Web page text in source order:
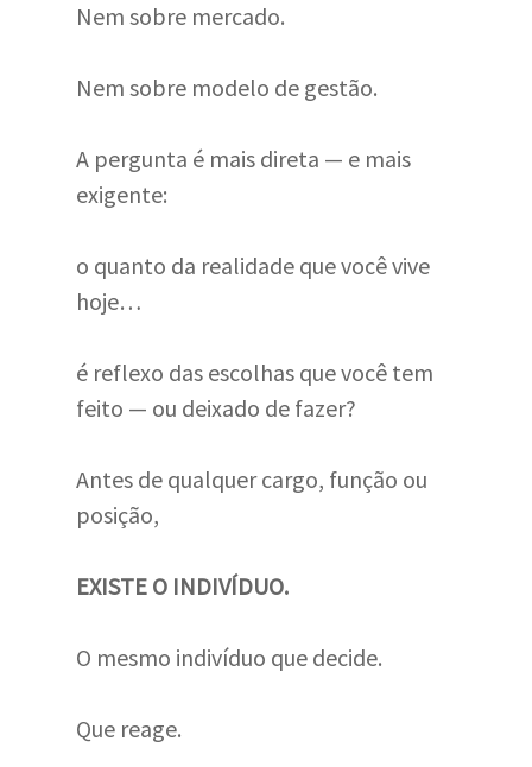
Nem sobre mercado.
Nem sobre modelo de gestão.
A pergunta é mais direta — e mais
exigente:
o quanto da realidade que você vive
hoje…
é reflexo das escolhas que você tem
feito — ou deixado de fazer?
Antes de qualquer cargo, função ou
posição,
EXISTE O INDIVÍDUO.
O mesmo indivíduo que decide.
Que reage.